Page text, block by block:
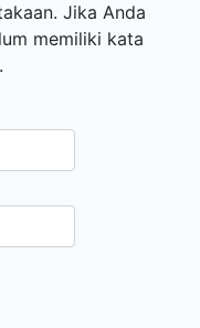
Jika Anda
memiliki kata